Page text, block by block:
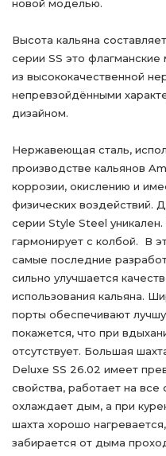
новой моделью.
Высота кальяна составляет
серии SS это
из высококачественной
непревзойдёнными
дизайном.
Нержавеющая сталь,
производстве кальянов
коррозии, окислению и
физических воздействий.
серии Style Steel
гармонирует с колбой. В
самые последние
сильно улучшается
использования кальяна.
порты обеспечивают
покажется, что при
отсутствует. Большая
Deluxe SS 26.02 имеет
свойства, работает на все
охлаждает дым, а при
шахта хорошо
забирается от дыма